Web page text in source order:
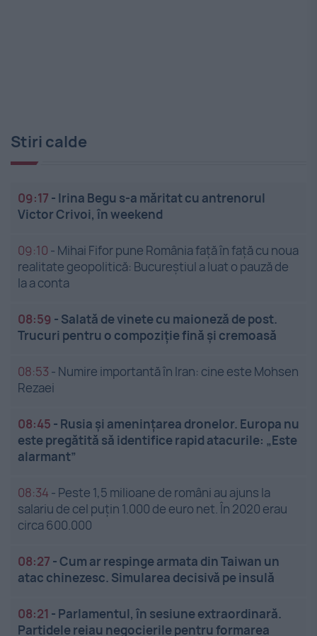
Stiri calde
09:17 - Irina Begu s-a măritat cu antrenorul
Victor Crivoi, în weekend
09:10 - Mihai Fifor pune România față în față cu noua
realitate geopolitică: Bucureștiul a luat o pauză de
la a conta
08:59 - Salată de vinete cu maioneză de post.
Trucuri pentru o compoziție fină și cremoasă
08:53 - Numire importantă în Iran: cine este Mohsen
Rezaei
08:45 - Rusia și amenințarea dronelor. Europa nu
este pregătită să identifice rapid atacurile: „Este
alarmant”
08:34 - Peste 1,5 milioane de români au ajuns la
salariu de cel puțin 1.000 de euro net. În 2020 erau
circa 600.000
08:27 -Cum ar respinge armata din Taiwan un
atac chinezesc. Simularea decisivă pe insulă
08:21 - Parlamentul, în sesiune extraordinară.
Partidele reiau negocierile pentru formarea